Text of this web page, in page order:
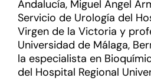
Andalucía, Miguel Ángel
Servicio de Urología del
Virgen de la Victoria y
Universidad de Málaga,
la especialista en
del Hospital Regional